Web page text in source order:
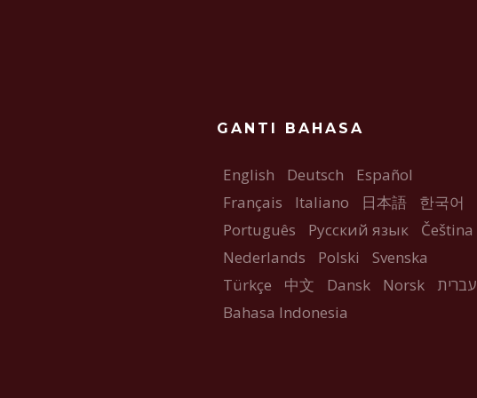
GANTI BAHASA
English Deutsch
Español
Français
Italiano 日本語
한국어
Português
Русский язык
Čeština
Nederlands
Polski
Svenska
Türkçe
中文 Dansk Norsk
עברית
Bahasa Indonesia